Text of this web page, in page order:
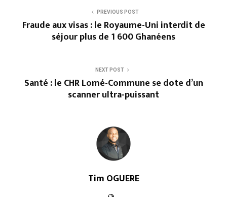
PREVIOUS POST
Fraude aux visas : le Royaume-Uni interdit de
séjour plus de 1 600 Ghanéens
NEXT POST
Santé : le CHR Lomé-Commune se dote d’un
scanner ultra-puissant
Tim OGUERE